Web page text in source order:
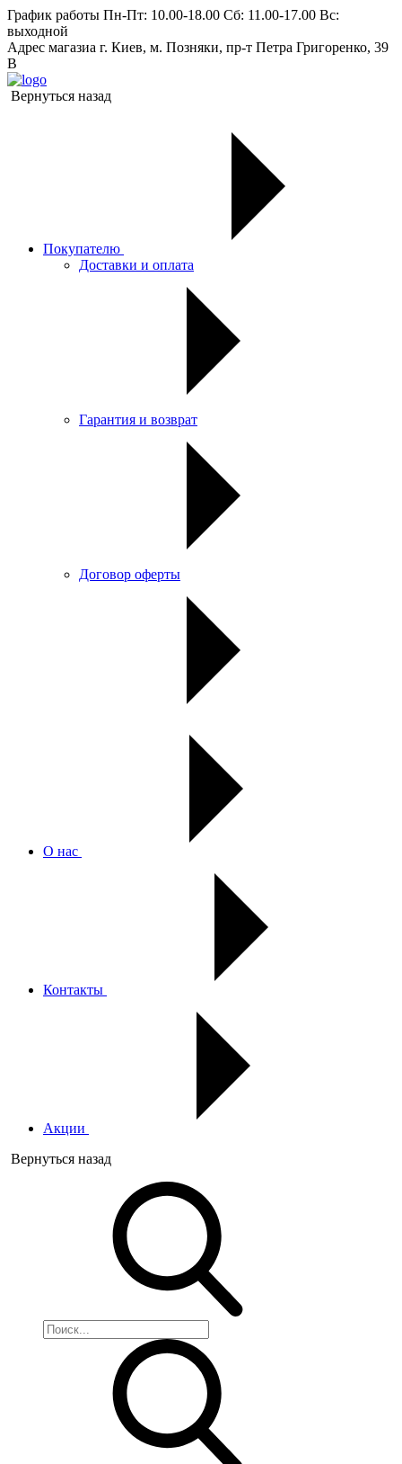
График работы Пн-Пт: 10.00-18.00 Сб: 11.00-17.00 Вс:
выходной
Адрес магазиа г. Киев, м. Позняки, пр-т Петра Григоренко, 39
В
Вернуться назад
Покупателю
Доставки и оплата
Гарантия и возврат
Договор оферты
О нас
Контакты
Акции
Вернуться назад